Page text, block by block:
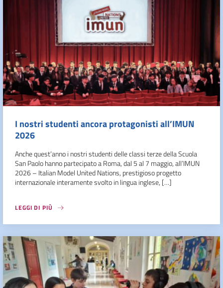
I nostri studenti ancora protagonisti all’IMUN
2026
Anche quest’anno i nostri studenti delle classi terze della Scuola
San Paolo hanno partecipato a Roma, dal 5 al 7 maggio, all’IMUN
2026 – Italian Model United Nations, prestigioso progetto
internazionale interamente svolto in lingua inglese, […]
LEGGI DI PIÙ